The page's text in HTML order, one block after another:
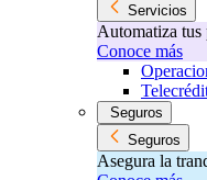
Servicios
Automatiza tus
Conoce más
Seguros
Seguros
Asegura la